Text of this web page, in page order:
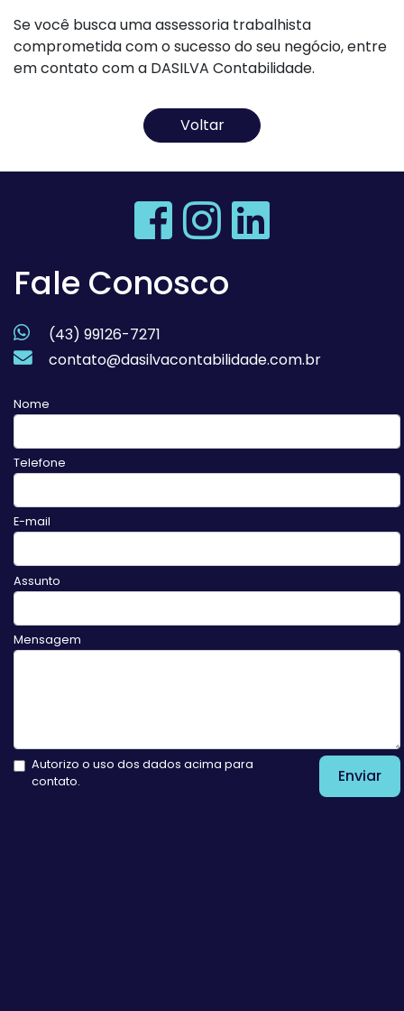
Se você busca uma assessoria trabalhista
comprometida com o sucesso do seu negócio, entre
em contato com a DASILVA Contabilidade.
Voltar
Fale Conosco
(43) 99126-7271
contato@dasilvacontabilidade.com.br
Nome
Telefone
E-mail
Assunto
Mensagem
Autorizo o uso dos dados acima para
contato.
Enviar